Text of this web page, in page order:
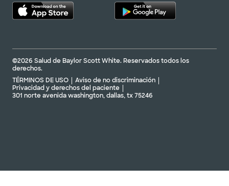
©2026 Salud de Baylor Scott White. Reservados todos los
derechos.
TÉRMINOS DE USO
Aviso de no discriminación
Privacidad y derechos del paciente
301 norte avenida washington, dallas, tx 75246